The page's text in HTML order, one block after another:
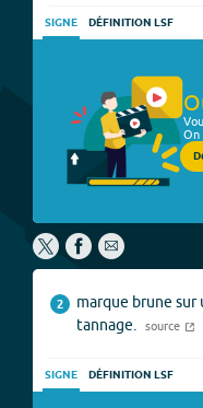
SIGNE DÉFINITION LSF
On
2
marque brune sur
tannage.
source
SIGNE DÉFINITION LSF